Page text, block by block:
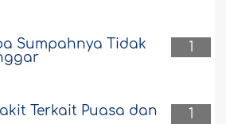
1
Sumpahnya Tidak
1
Terkait Puasa dan